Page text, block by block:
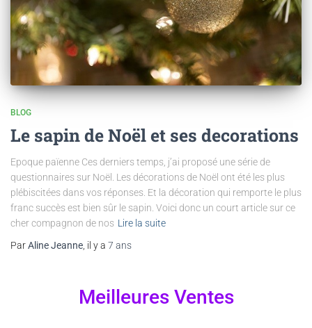
BLOG
Le sapin de Noël et ses decorations
Epoque païenne Ces derniers temps, j’ai proposé une série de
questionnaires sur Noël. Les décorations de Noël ont été les plus
plébiscitées dans vos réponses. Et la décoration qui remporte le plus
franc succès est bien sûr le sapin. Voici donc un court article sur ce
cher compagnon de nos Lire la suite
ParAline Jeanne, il y a 7 ans
Meilleures Ventes